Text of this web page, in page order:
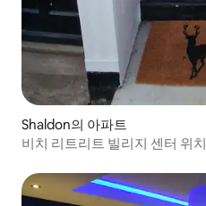
Shaldon의 아파트
비치 리트리트 빌리지 센터 위치